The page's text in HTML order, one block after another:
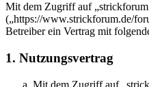
Mit dem Zugriff auf
(„https://www.strickforum.de/
Betreiber ein Vertrag mit
1. Nutzungsvertrag
Mit dem Zugriff auf